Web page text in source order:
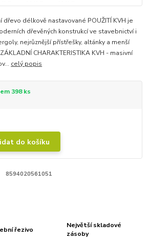
dřevo délkově nastavované POUŽITÍ KVH je
dřevěných konstrukcí ve stavebnictví i
nejrůznější přístřešky, altánky a menší
CHARAKTERISTIKA KVH - masivní
celý popis
398 ks
do košíku
8594020561051
řezivo
Největší skladové
zásoby